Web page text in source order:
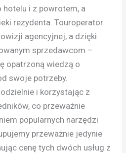
i z powrotem, a
rezydenta. Touroperator
agencyjnej, a dzięki
sprzedawcom –
opatrzoną wiedzą o
swoje potrzeby.
i korzystając z
co przeważnie
popularnych narzędzi
przeważnie jedynie
cenę tych dwóch usług z